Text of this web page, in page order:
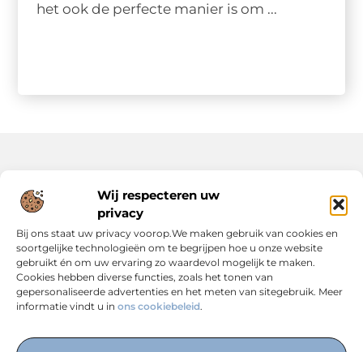
Wij respecteren uw
privacy
Bij ons staat uw privacy voorop.We maken gebruik van cookies en
soortgelijke technologieën om te begrijpen hoe u onze website
gebruikt én om uw ervaring zo waardevol mogelijk te maken.
Cookies hebben diverse functies, zoals het tonen van
gepersonaliseerde advertenties en het meten van sitegebruik. Meer
informatie vindt u in ons cookiebeleid.
het ook de perfecte manier is om ...
Onze informatie